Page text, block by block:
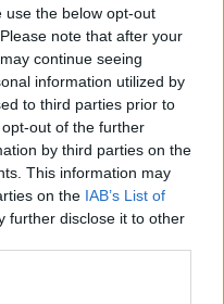
use the below opt-out
note that after your
continue seeing
information utilized by
to third parties prior to
out of the further
by third parties on the
This information may
on the IAB’s List of
further disclose it to other
Severin se
Bolojan